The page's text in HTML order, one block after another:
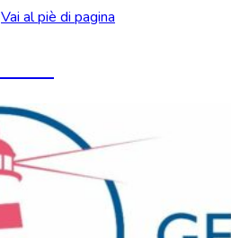
Vai al piè di pagina